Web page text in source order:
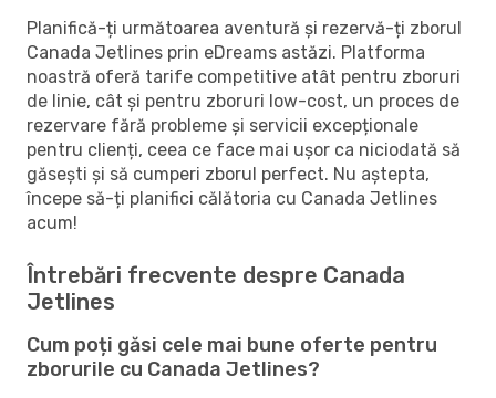
Planifică-ți următoarea aventură și rezervă-ți zborul
Canada Jetlines prin eDreams astăzi. Platforma
noastră oferă tarife competitive atât pentru zboruri
de linie, cât și pentru zboruri low-cost, un proces de
rezervare fără probleme și servicii excepționale
pentru clienți, ceea ce face mai ușor ca niciodată să
găsești și să cumperi zborul perfect. Nu aștepta,
începe să-ți planifici călătoria cu Canada Jetlines
acum!
Întrebări frecvente despre Canada
Jetlines
Cum poți găsi cele mai bune oferte pentru
zborurile cu Canada Jetlines?